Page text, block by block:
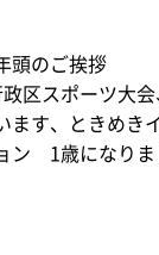
頭のご挨拶
スポーツ大
す、ときめ
1歳になりま